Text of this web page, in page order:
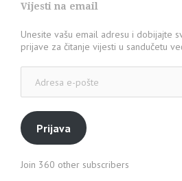
Vijesti na email
Unesite vašu email adresu i dobijajte
prijave za čitanje vijesti u sandučetu
pošte
Prijava
Join 360 other subscribers